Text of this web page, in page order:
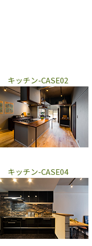
キッチン-CASE02
キッチン-CASE04